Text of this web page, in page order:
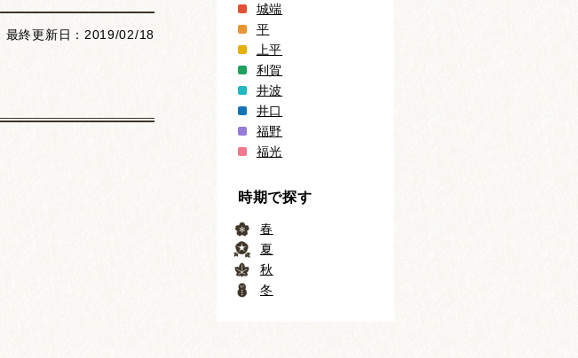
最終更新日：2019/02/18
城端
平
上平
利賀
井波
井口
福野
福光
時期で探す
春
夏
秋
冬